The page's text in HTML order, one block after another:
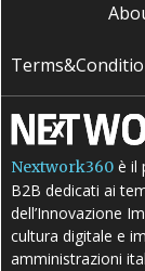
Nextwork360 è il
B2B dedicati ai
dell’Innovazione
cultura digitale e
amministrazioni